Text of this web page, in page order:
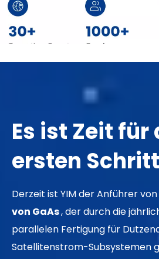
Es ist Zeit für
ersten Schritt
Derzeit ist YIM der Anführer von
von GaAs, der durch die
parallelen Fertigung für
Satellitenstrom-Subsystemen